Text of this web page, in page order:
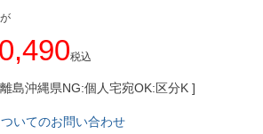
が
税込
島沖縄県NG:個人宅宛OK:区分K
いてのお問い合わせ